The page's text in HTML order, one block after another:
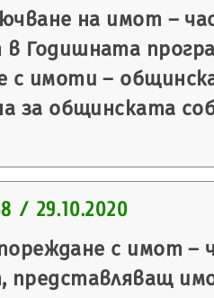
на имот –
Годишната
с имоти –
за общинската
/ 29.10.2020
с имот –
представляващ